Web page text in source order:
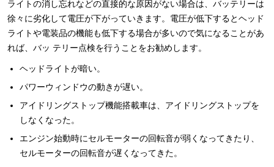
ライトの消し忘れなどの直接的な原因がない場合は、バッテリーは
徐々に劣化して電圧が下がっていきます。電圧が低下するとヘッド
ライトや電装品の機能も低下する場合が多いので気になることがあ
れば、バッ テリー点検を行うことをお勧めします。
ヘッドライトが暗い。
パワーウィンドウの動きが遅い。
アイドリングストップ機能搭載車は、アイドリングストップを
しなくなった。
エンジン始動時にセルモーターの回転音が弱くなってきたり、
セルモーターの回転音が遅くなってきた。